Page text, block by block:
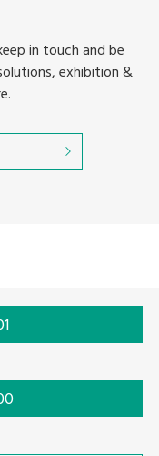
in touch and be
exhibition &